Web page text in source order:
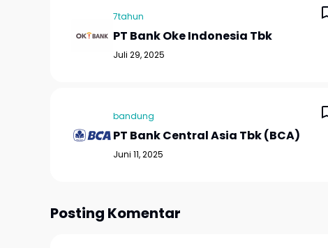
7tahun
PT Bank Oke Indonesia Tbk
Juli 29, 2025
bandung
PT Bank Central Asia Tbk (BCA)
Juni 11, 2025
Posting Komentar